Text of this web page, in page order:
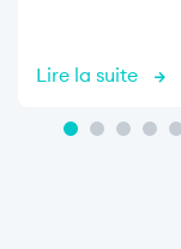
Lire la suite